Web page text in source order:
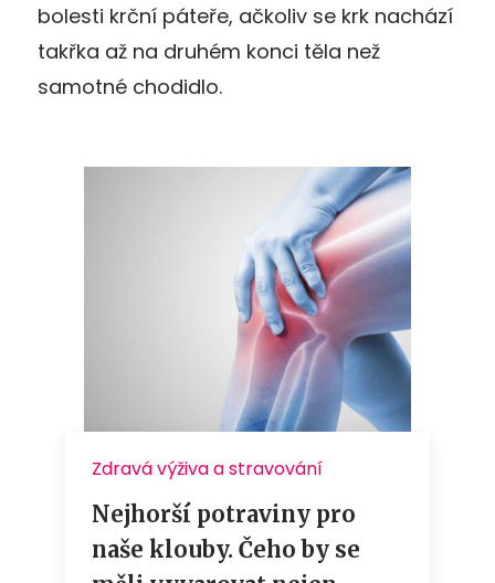
bolesti krční páteře, ačkoliv se krk nachází
takřka až na druhém konci těla než
samotné chodidlo.